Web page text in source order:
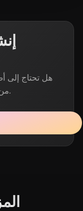
هل تحتاج إلى
عبر Hyper3D Rodin من نص أو صورة.